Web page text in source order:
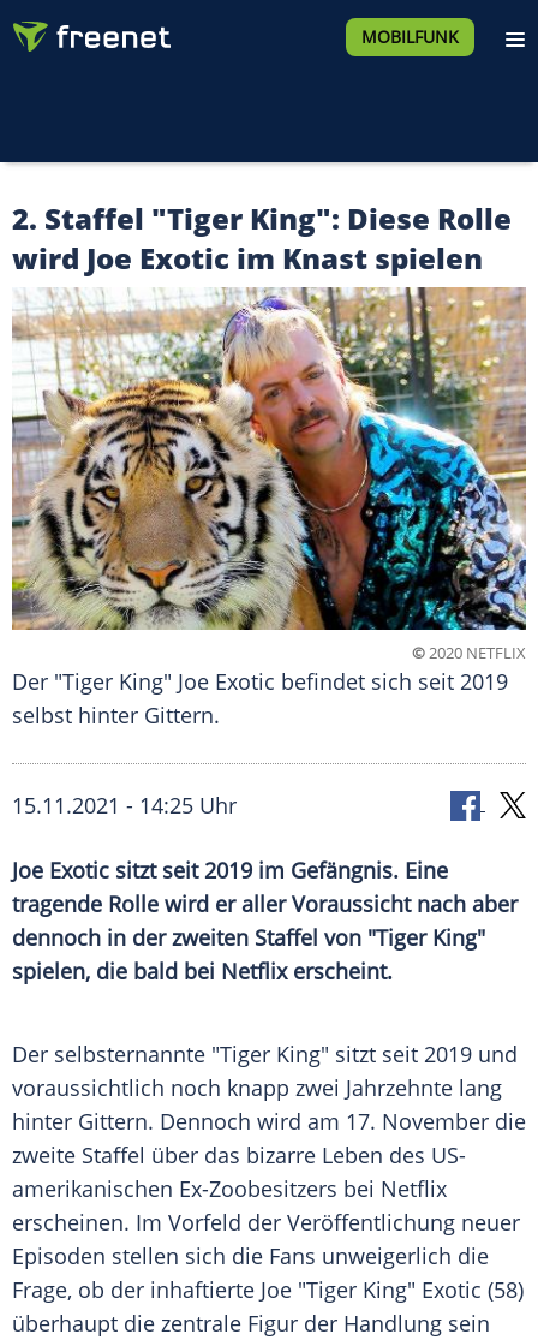
MOBILFUNK
2. Staffel "Tiger King": Diese Rolle
wird Joe Exotic im Knast spielen
©2020 NETFLIX
Der "Tiger King" Joe Exotic befindet sich seit 2019
selbst hinter Gittern.
15.11.2021 - 14:25 Uhr
Joe Exotic sitzt seit 2019 im Gefängnis. Eine
tragende Rolle wird er aller Voraussicht nach aber
dennoch in der zweiten Staffel von "Tiger King"
spielen, die bald bei Netflixerscheint.
Der selbsternannte "Tiger King" sitzt seit 2019 und
voraussichtlich noch knapp zwei Jahrzehnte lang
hinter Gittern. Dennoch wird am 17. November die
zweite Staffel über das bizarre Leben des US-
amerikanischen Ex-Zoobesitzers bei Netflix
erscheinen. Im Vorfeld der Veröffentlichung neuer
Episoden stellen sich die Fans unweigerlich die
Frage, ob der inhaftierte Joe "Tiger King" Exotic (58)
überhaupt die zentrale Figur der Handlung sein